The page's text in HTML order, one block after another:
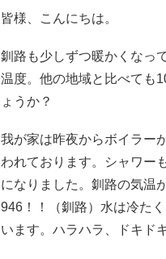
皆様、こんにちは。
釧路も少しずつ暖かくなっ
温度。他の地域と比べても
ょうか？
我が家は昨夜からボイラー
われております。シャワー
になりました。釧路の気温
946！！（釧路）水は冷た
います。ハラハラ、ドキド